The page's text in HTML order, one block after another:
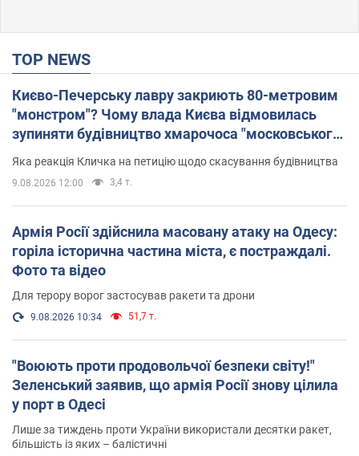
TOP NEWS
Києво-Печерську лавру закриють 80-метровим
"монстром"? Чому влада Києва відмовилась
зупиняти будівництво хмарочоса "московського
вірянина"
Яка реакція Кличка на петицію щодо скасування будівництва
9.08.2026 12:00 3,4 т.
Армія Росії здійснила масовану атаку на Одесу:
горіла історична частина міста, є постраждалі.
Фото та відео
Для терору ворог застосував ракети та дрони
9.08.2026 10:34 51,7 т.
"Воюють проти продовольчої безпеки світу!"
Зеленський заявив, що армія Росії знову цілила
у порт в Одесі
Лише за тиждень проти України використали десятки ракет,
більшість із яких – балістичні